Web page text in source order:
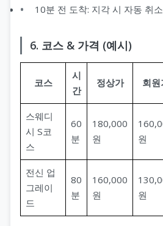
10분 전 도착: 지각 시 자동 취
6. 코스 & 가격 (예시)
코스
시
간
정상가 회원
스웨디
시 S코
스
60
분
180,000
원
원
전신 업
그레이
드
80
분
160,000
원
원